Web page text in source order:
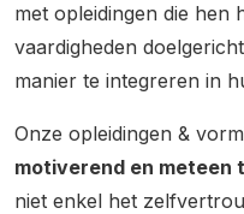
met opleidingen die hen
vaardigheden
manier te integreren in
Onze opleidingen &
motiverend en meteen
niet enkel het